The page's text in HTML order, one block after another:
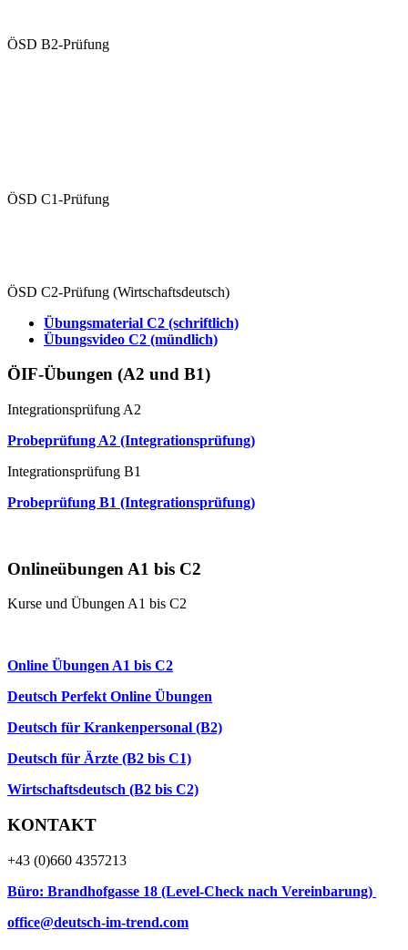
ÖSD B2-Prüfung
ÖSD C1-Prüfung
ÖSD C2-Prüfung (Wirtschaftsdeutsch)
Übungsmaterial C2 (schriftlich)
Übungsvideo C2 (mündlich)
ÖIF-Übungen (A2 und B1)
Integrationsprüfung A2
Probeprüfung A2 (Integrationsprüfung)
Integrationsprüfung B1
Probeprüfung B1 (Integrationsprüfung)
Onlineübungen A1 bis C2
Kurse und Übungen A1 bis C2
Online Übungen A1 bis C2
Deutsch Perfekt Online Übungen
Deutsch für Krankenpersonal (B2)
Deutsch für Ärzte (B2 bis C1)
Wirtschaftsdeutsch (B2 bis C2)
KONTAKT
+43 (0)660 4357213
Büro: Brandhofgasse 18 (Level-Check nach Vereinbarung)
office@deutsch-im-trend.com